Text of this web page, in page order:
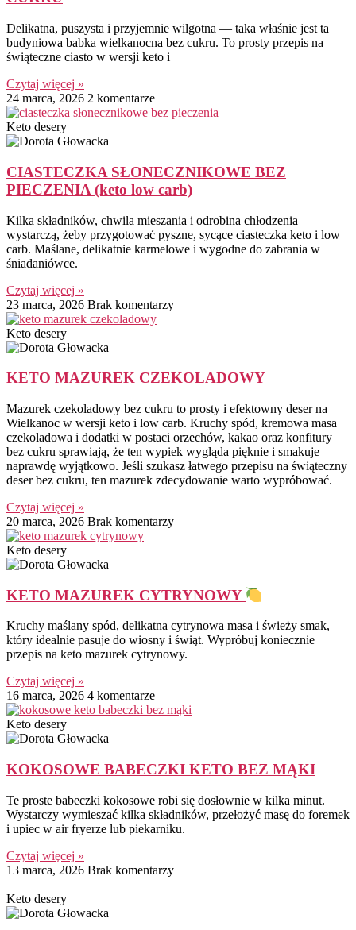
Delikatna, puszysta i przyjemnie wilgotna — taka właśnie jest ta
budyniowa babka wielkanocna bez cukru. To prosty przepis na
świąteczne ciasto w wersji keto i
Czytaj więcej »
24 marca, 2026 2 komentarze
Keto desery
CIASTECZKA SŁONECZNIKOWE BEZ
PIECZENIA (keto low carb)
Kilka składników, chwila mieszania i odrobina chłodzenia
wystarczą, żeby przygotować pyszne, sycące ciasteczka keto i low
carb. Maślane, delikatnie karmelowe i wygodne do zabrania w
śniadaniówce.
Czytaj więcej »
23 marca, 2026 Brak komentarzy
Keto desery
KETO MAZUREK CZEKOLADOWY
Mazurek czekoladowy bez cukru to prosty i efektowny deser na
Wielkanoc w wersji keto i low carb. Kruchy spód, kremowa masa
czekoladowa i dodatki w postaci orzechów, kakao oraz konfitury
bez cukru sprawiają, że ten wypiek wygląda pięknie i smakuje
naprawdę wyjątkowo. Jeśli szukasz łatwego przepisu na świąteczny
deser bez cukru, ten mazurek zdecydowanie warto wypróbować.
Czytaj więcej »
20 marca, 2026 Brak komentarzy
Keto desery
KETO MAZUREK CYTRYNOWY
Kruchy maślany spód, delikatna cytrynowa masa i świeży smak,
który idealnie pasuje do wiosny i świąt. Wypróbuj koniecznie
przepis na keto mazurek cytrynowy.
Czytaj więcej »
16 marca, 2026 4 komentarze
Keto desery
KOKOSOWE BABECZKI KETO BEZ MĄKI
Te proste babeczki kokosowe robi się dosłownie w kilka minut.
Wystarczy wymieszać kilka składników, przełożyć masę do foremek
i upiec w air fryerze lub piekarniku.
Czytaj więcej »
13 marca, 2026 Brak komentarzy
Keto desery